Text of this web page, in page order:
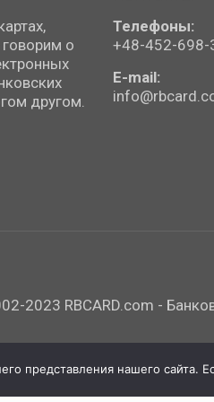
о
другом.
Телефоны:
+48-452-698-
E-mail:
2023 RBCARD.com -
представления нашего сайта.